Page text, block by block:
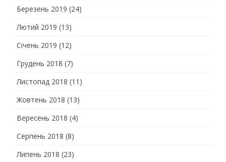
Березень 2019 (24)
Лютий 2019 (13)
Січень 2019 (12)
Грудень 2018 (7)
Листопад 2018 (11)
Жовтень 2018 (13)
Вересень 2018 (4)
Серпень 2018 (8)
Липень 2018 (23)